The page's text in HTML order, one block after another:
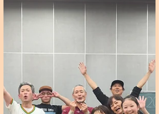
ーリングを体感！ 単なる演奏技術の習得
だけでなく、より深い文化的な理解と実践
な状況で演奏されるのか、その背景にある
文化や言葉との繋がり）、 ライブ演奏用
の構成（実際のライブ演奏を想定したリズ
ム構成、ブレイク、ソロパートの組み立て
方など）の レクチャーを通して、より表